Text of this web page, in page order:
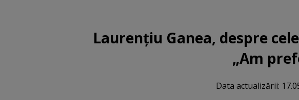
Laurențiu Ganea, despre
„Am
Data actualizării: